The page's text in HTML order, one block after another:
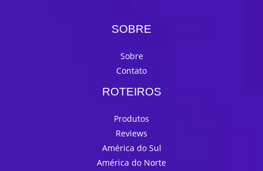
SOBRE
Sobre
Contato
ROTEIROS
Produtos
Reviews
América do Sul
América do Norte